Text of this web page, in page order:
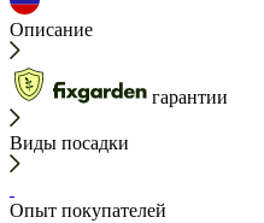
Описание
гарантии
Виды посадки
Опыт покупателей